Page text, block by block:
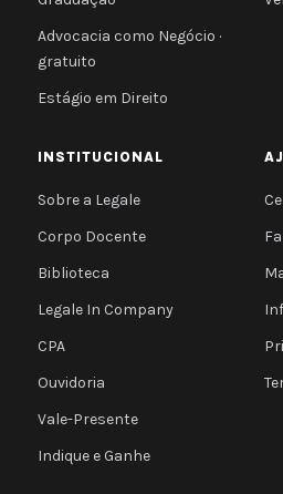
Advocacia como Negócio ·
gratuito
Estágio em Direito
INSTITUCIONAL
Sobre a Legale
Corpo Docente
Biblioteca
Legale In Company
CPA
Ouvidoria
Vale-Presente
Indique e Ganhe